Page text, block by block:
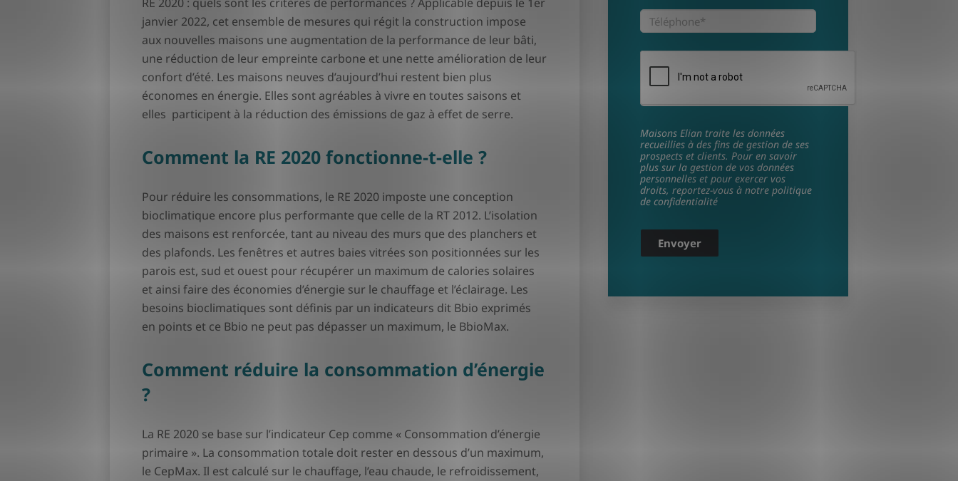
RE 2020 : quels sont les critères de performances ? Applicable depuis le 1er
janvier 2022, cet ensemble de mesures qui régit la construction impose
aux nouvelles maisons une augmentation de la performance de leur bâti,
une réduction de leur empreinte carbone et une nette amélioration de leur
confort d’été. Les maisons neuves d’aujourd’hui restent bien plus
économes en énergie. Elles sont agréables à vivre en toutes saisons et
elles participent à la réduction des émissions de gaz à effet de serre.
Comment la RE 2020 fonctionne-t-elle ?
Pour réduire les consommations, le RE 2020 imposte une conception
bioclimatique encore plus performante que celle de la RT 2012. L’isolation
des maisons est renforcée, tant au niveau des murs que des planchers et
des plafonds. Les fenêtres et autres baies vitrées son positionnées sur les
parois est, sud et ouest pour récupérer un maximum de calories solaires
et ainsi faire des économies d’énergie sur le chauffage et l’éclairage. Les
besoins bioclimatiques sont définis par un indicateurs dit Bbio exprimés
en points et ce Bbio ne peut pas dépasser un maximum, le BbioMax.
Comment réduire la consommation d’énergie
?
La RE 2020 se base sur l’indicateur Cep comme « Consommation d’énergie
primaire ». La consommation totale doit rester en dessous d’un maximum,
le CepMax. Il est calculé sur le chauffage, l’eau chaude, le refroidissement,
Maisons Elian traite les données
recueillies à des fins de gestion de ses
prospects et clients. Pour en savoir
plus sur la gestion de vos données
personnelles et pour exercer vos
droits, reportez-vous à notre politique
de confidentialité
Envoyer